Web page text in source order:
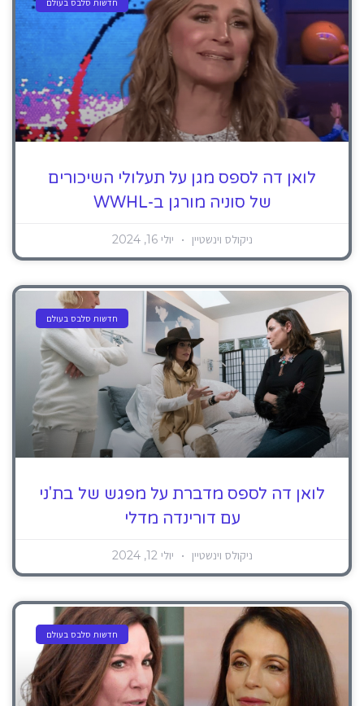
לואן דה לספס מגן על תעלולי השיכורים
של סוניה מורגן ב-WWHL
ניקולס וינשטיין יולי 16, 2024
חדשות סלבס בעולם
לואן דה לספס מדברת על מפגש של בת'ני
עם דורינדה מדלי
ניקולס וינשטיין יולי 12, 2024
חדשות סלבס בעולם